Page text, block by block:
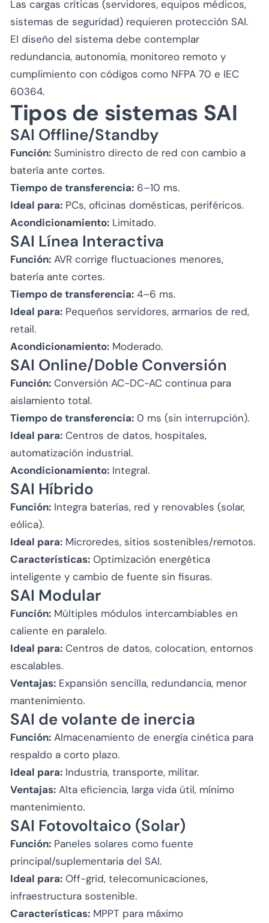
Las cargas críticas (servidores, equipos médicos,
sistemas de seguridad) requieren protección SAI.
El diseño del sistema debe contemplar
redundancia, autonomía, monitoreo remoto y
cumplimiento con códigos como NFPA 70 e IEC
60364.
Tipos de sistemas SAI
SAI Offline/Standby
Función: Suministro directo de red con cambio a
batería ante cortes.
Tiempo de transferencia: 6–10 ms.
Ideal para: PCs, oficinas domésticas, periféricos.
Acondicionamiento: Limitado.
SAI Línea Interactiva
Función: AVR corrige fluctuaciones menores,
batería ante cortes.
Tiempo de transferencia: 4–6 ms.
Ideal para: Pequeños servidores, armarios de red,
retail.
Acondicionamiento: Moderado.
SAI Online/Doble Conversión
Función: Conversión AC-DC-AC continua para
aislamiento total.
Tiempo de transferencia: 0 ms (sin interrupción).
Ideal para: Centros de datos, hospitales,
automatización industrial.
Acondicionamiento: Integral.
SAI Híbrido
Función: Integra baterías, red y renovables (solar,
eólica).
Ideal para: Microredes, sitios sostenibles/remotos.
Características: Optimización energética
inteligente y cambio de fuente sin fisuras.
SAI Modular
Función: Múltiples módulos intercambiables en
caliente en paralelo.
Ideal para: Centros de datos, colocation, entornos
escalables.
Ventajas: Expansión sencilla, redundancia, menor
mantenimiento.
SAI de volante de inercia
Función: Almacenamiento de energía cinética para
respaldo a corto plazo.
Ideal para: Industria, transporte, militar.
Ventajas: Alta eficiencia, larga vida útil, mínimo
mantenimiento.
SAI Fotovoltaico (Solar)
Función: Paneles solares como fuente
principal/suplementaria del SAI.
Ideal para: Off-grid, telecomunicaciones,
infraestructura sostenible.
Características: MPPT para máximo